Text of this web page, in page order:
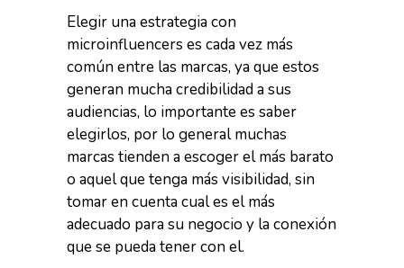
Elegir una estrategia con
microinfluencers es cada vez más
común entre las marcas, ya que estos
generan mucha credibilidad a sus
audiencias, lo importante es saber
elegirlos, por lo general muchas
marcas tienden a escoger el más barato
o aquel que tenga más visibilidad, sin
tomar en cuenta cual es el más
adecuado para su negocio y la conexión
que se pueda tener con el.